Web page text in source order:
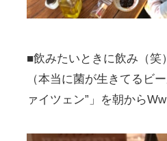
■飲みたいときに飲み（笑）
（本当に菌が生きてるビ
ァイツェン”」を朝からWw